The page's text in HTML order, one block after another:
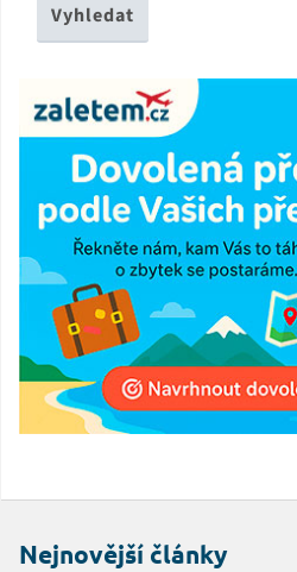
Vyhledat
Nejnovější články